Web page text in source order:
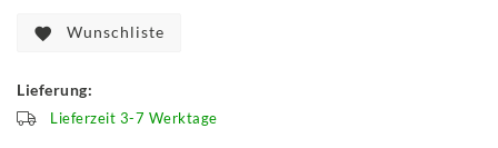
Wunschliste
Lieferung:
Lieferzeit 3-7 Werktage